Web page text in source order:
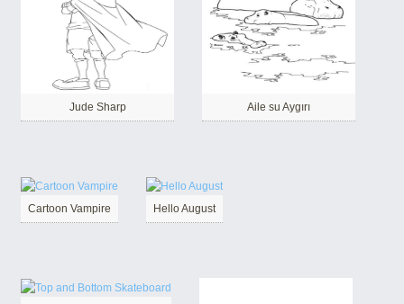
Jude Sharp Aile su Aygırı
Cartoon Vampire Hello August